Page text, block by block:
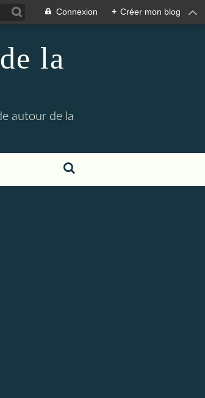
Connexion + Créer mon blog
la
autour de la